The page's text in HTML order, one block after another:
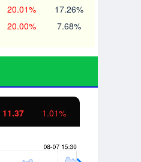
20.01% 17.26%
20.00% 7.68%
11.37 1.01%